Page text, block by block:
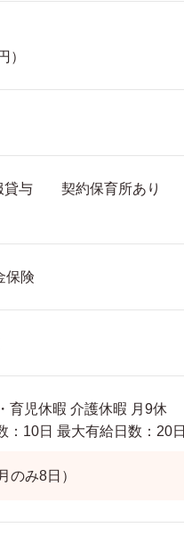
）
貸与 契約保育所あり
保険
育児休暇 介護休暇 月9休
：10日 最大有給日数：20日
み8日）